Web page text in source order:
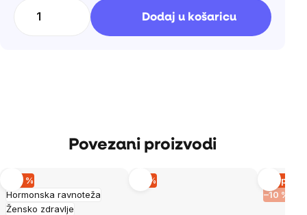
Dodaj u košaricu
Povezani proizvodi
Hormonska ravnoteža
Žensko zdravlje
–20 % –9 %
–10 %